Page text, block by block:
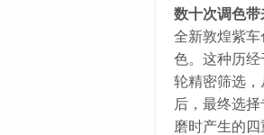
数十次调色
全新敦煌紫
色。这种历
轮精密筛选
后，最终选
磨时产生的